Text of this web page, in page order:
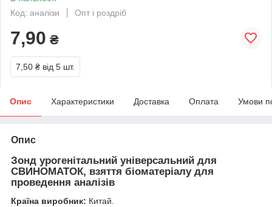
Код: аналізи
Опт і роздріб
7,90 ₴
7,50 ₴ від 5 шт.
Опис Характеристики Доставка Оплата Умови
Опис
Зонд урогенітальний універсальний для
СВИНОМАТОК, взяття біоматеріалу для
проведення аналізів
Країна виробник: Китай.